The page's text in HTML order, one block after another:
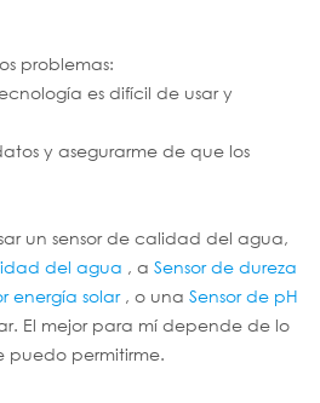
problemas:
es difícil de usar y
y asegurarme de que los
un sensor de calidad del agua,
del agua , a Sensor de dureza
energía solar , o una Sensor de pH
El mejor para mí depende de lo
puedo permitirme.